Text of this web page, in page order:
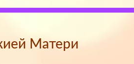
Матери